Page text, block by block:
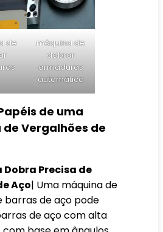
de
máquina de
dobrar
armaduras
automática
de uma
Vergalhões de
Precisa de
Aço| Uma máquina de
barras de aço pode
de aço com alta